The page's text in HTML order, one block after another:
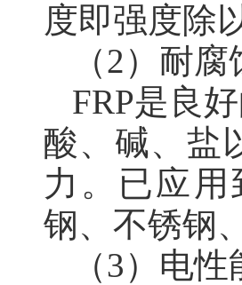
度即强度除
（2）耐
FRP是良
酸、碱、盐
力。已应
钢、不锈钢
（3）电